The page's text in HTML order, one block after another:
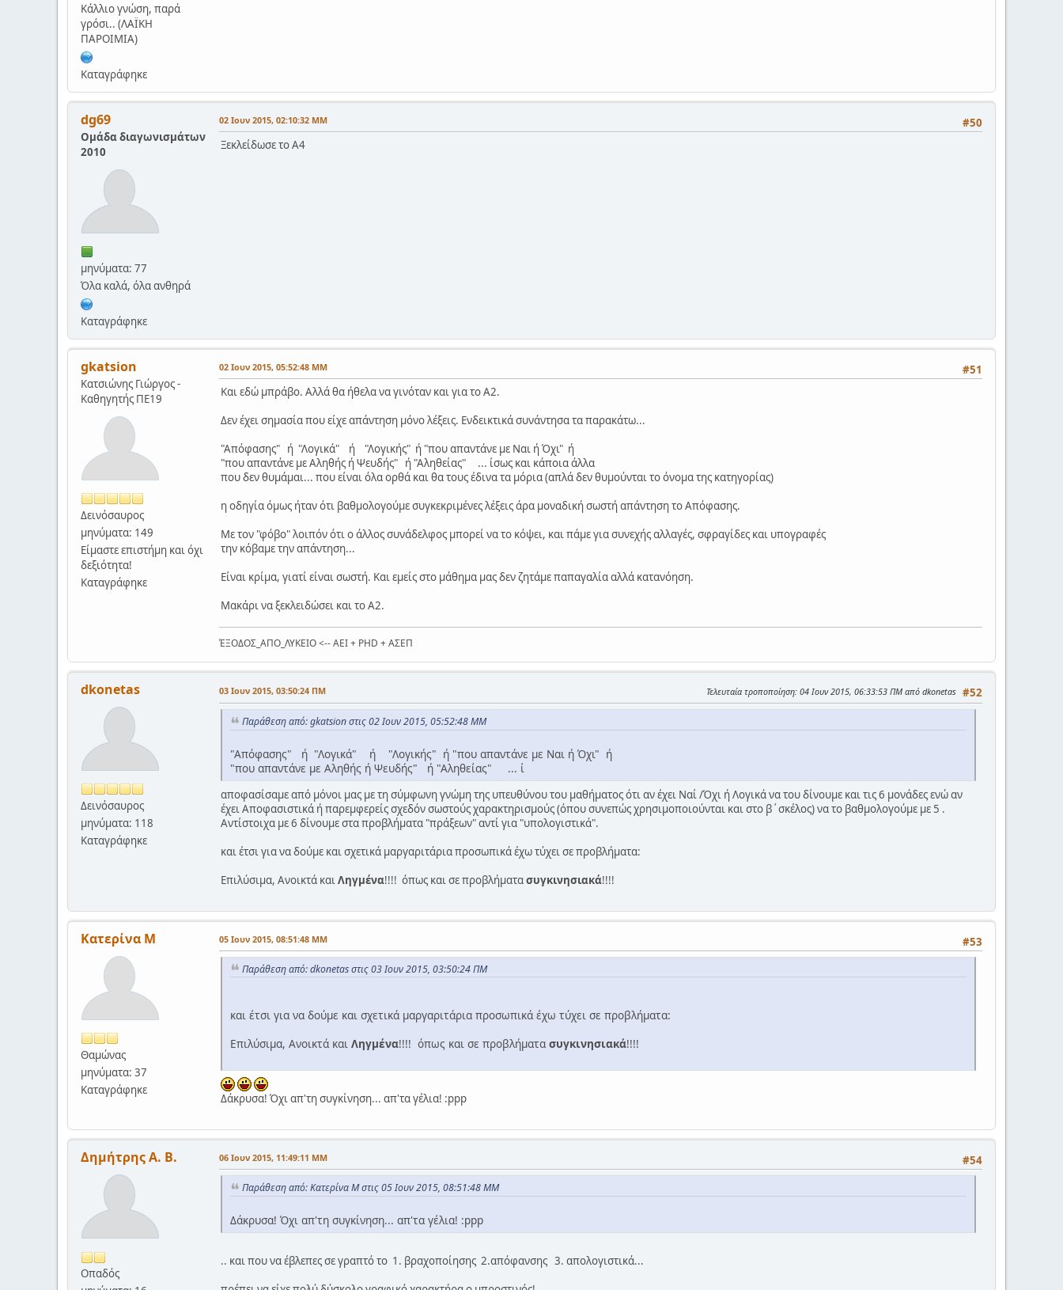
Κάλλιο γνώση, παρά
γρόσι.. (ΛΑΪΚΗ
ΠΑΡΟΙΜΙΑ)
Καταγράφηκε
dg69
Ομάδα διαγωνισμάτων
2010
μηνύματα: 77
Όλα καλά, όλα ανθηρά
Καταγράφηκε
#50
02 Ιουν 2015, 02:10:32 ΜΜ
Ξεκλείδωσε το Α4
gkatsion
Κατσιώνης Γιώργος -
Καθηγητής ΠΕ19
Δεινόσαυρος
μηνύματα: 149
Είμαστε επιστήμη και όχι
δεξιότητα!
Καταγράφηκε
#51
02 Ιουν 2015, 05:52:48 ΜΜ
Και εδώ μπράβο. Αλλά θα ήθελα να γινόταν και για το Α2.
Δεν έχει σημασία που είχε απάντηση μόνο λέξεις. Ενδεικτικά συνάντησα τα παρακάτω...
"Απόφασης" ή "Λογικά" ή "Λογικής" ή "που απαντάνε με Ναι ή Όχι" ή
"που απαντάνε με Αληθής ή Ψευδής" ή "Αληθείας" ... ίσως και κάποια άλλα
που δεν θυμάμαι... που είναι όλα ορθά και θα τους έδινα τα μόρια (απλά δεν θυμούνται το όνομα της κατηγορίας)
η οδηγία όμως ήταν ότι βαθμολογούμε συγκεκριμένες λέξεις άρα μοναδική σωστή απάντηση το Απόφασης.
Με τον "φόβο" λοιπόν ότι ο άλλος συνάδελφος μπορεί να το κόψει, και πάμε για συνεχής αλλαγές, σφραγίδες και υπογραφές
την κόβαμε την απάντηση...
Είναι κρίμα, γιατί είναι σωστή. Και εμείς στο μάθημα μας δεν ζητάμε παπαγαλία αλλά κατανόηση.
Μακάρι να ξεκλειδώσει και το Α2.
ΈΞΟΔΟΣ_ΑΠΟ_ΛΥΚΕΙΟ <-- ΑΕΙ + PHD + ΑΣΕΠ
dkonetas
Δεινόσαυρος
μηνύματα: 118
Καταγράφηκε
#52
03 Ιουν 2015, 03:50:24 ΠΜ Τελευταία τροποποίηση: 04 Ιουν 2015, 06:33:53 ΠΜ από dkonetas
Παράθεση από: gkatsion στις 02 Ιουν 2015, 05:52:48 ΜΜ
"Απόφασης" ή "Λογικά" ή "Λογικής" ή "που απαντάνε με Ναι ή Όχι" ή
"που απαντάνε με Αληθής ή Ψευδής" ή "Αληθείας" ... ί
αποφασίσαμε από μόνοι μας με τη σύμφωνη γνώμη της υπευθύνου του μαθήματος ότι αν έχει Ναί /Όχι ή Λογικά να του δίνουμε και τις 6 μονάδες ενώ αν
έχει Αποφασιστικά ή παρεμφερείς σχεδόν σωστούς χαρακτηρισμούς (όπου συνεπώς χρησιμοποιούνται και στο β΄σκέλος) να το βαθμολογούμε με 5 .
Αντίστοιχα με 6 δίνουμε στα προβλήματα "πράξεων" αντί για "υπολογιστικά".
και έτσι για να δούμε και σχετικά μαργαριτάρια προσωπικά έχω τύχει σε προβλήματα:
Επιλύσιμα, Ανοικτά καιΛηγμένα!!!! όπως και σε προβλήματασυγκινησιακά!!!!
Κατερίνα Μ
Θαμώνας
μηνύματα: 37
Καταγράφηκε
#53
05 Ιουν 2015, 08:51:48 ΜΜ
Παράθεση από: dkonetas στις 03 Ιουν 2015, 03:50:24 ΠΜ
και έτσι για να δούμε και σχετικά μαργαριτάρια προσωπικά έχω τύχει σε προβλήματα:
Επιλύσιμα, Ανοικτά και Ληγμένα!!!! όπως και σε προβλήματα συγκινησιακά!!!!
Δάκρυσα! Όχι απ'τη συγκίνηση... απ'τα γέλια! :ppp
Δημήτρης Α. Β.
Οπαδός
#54
06 Ιουν 2015, 11:49:11 ΜΜ
Παράθεση από: Κατερίνα Μ στις 05 Ιουν 2015, 08:51:48 ΜΜ
Δάκρυσα! Όχι απ'τη συγκίνηση... απ'τα γέλια! :ppp
.. και που να έβλεπες σε γραπτό το 1. βραχοποίησης 2.απόφανσης 3. απολογιστικά...